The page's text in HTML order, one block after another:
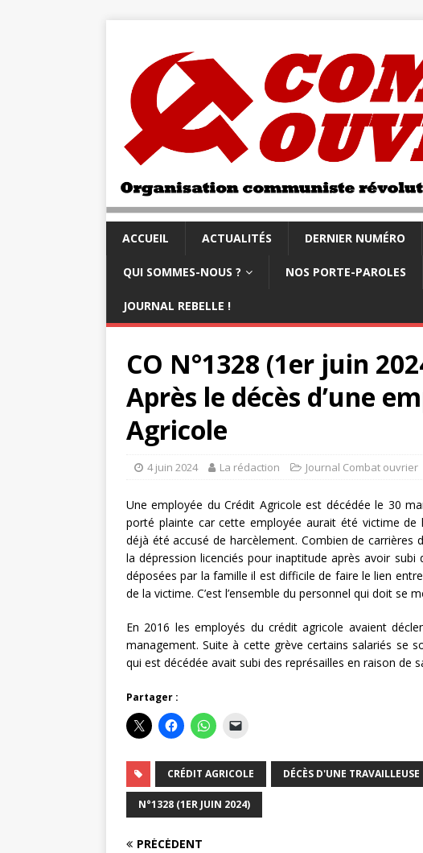
ACCUEIL ACTUALITÉS DERNIER NUMÉRO
QUI SOMMES-NOUS ? NOS PORTE-PAROLES
JOURNAL REBELLE !
CO N°1328 (1er juin
Après le décès d’une
Agricole
4 juin 2024 La rédaction Journal Combat ouvrier
Une employée du Crédit Agricole est décédée le 30
porté plainte car cette employée aurait été victime de
déjà été accusé de harcèlement. Combien de carrières
la dépression licenciés pour inaptitude après avoir
déposées par la famille il est difficile de faire le lien
de la victime. C’est l’ensemble du personnel qui doit se
En 2016 les employés du crédit agricole avaient
management. Suite à cette grève certains salariés se
qui est décédée avait subi des représailles en raison de
Partager :
CRÉDIT AGRICOLE DÉCÈS D'UNE TRAVAILLEUSE
N°1328 (1ER JUIN 2024)
PRÉCÉDENT